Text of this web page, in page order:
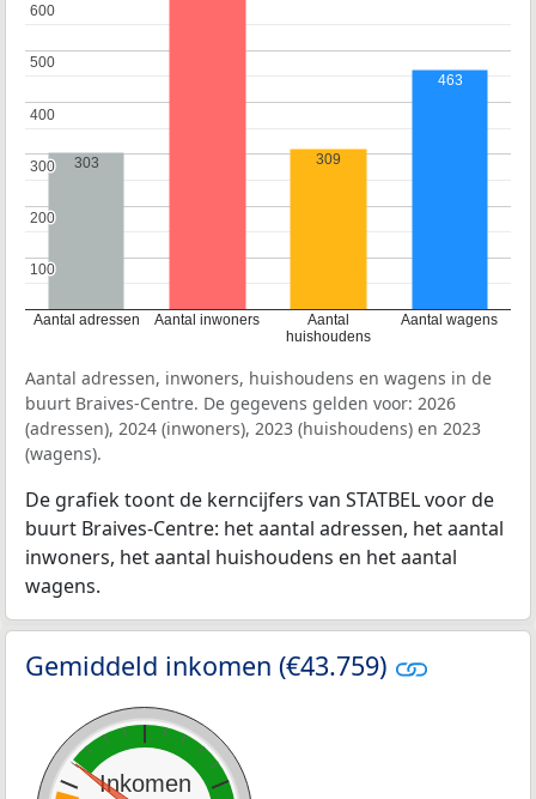
Aantal adressen Aantal inwoners
Aantal
huishoudens
Aantal wagens
100
100
200
200
300
300
400
400
500
500
600
600
303 309
463
Aantal adressen, inwoners, huishoudens en wagens in de
buurt Braives-Centre. De gegevens gelden voor: 2026
(adressen), 2024 (inwoners), 2023 (huishoudens) en 2023
(wagens).
De grafiek toont de kerncijfers van STATBEL voor de
buurt Braives-Centre: het aantal adressen, het aantal
inwoners, het aantal huishoudens en het aantal
wagens.
Gemiddeld inkomen (€43.759)
Inkomen